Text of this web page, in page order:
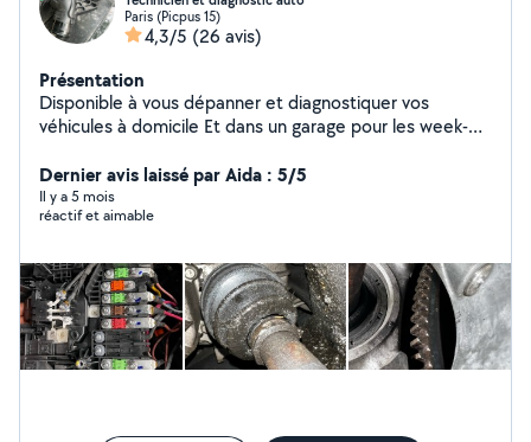
Paris (Picpus 15)
4,3/5 (26 avis)
Présentation
Disponible à vous dépanner et diagnostiquer vos
véhicules à domicile Et dans un garage pour les week-
Dernier avis laissé par Aida : 5/5
Il y a 5 mois
réactif et aimable